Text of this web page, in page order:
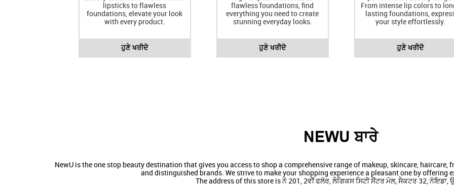
lipsticks to flawless
foundations, elevate your look
with every product.
ਹੁਣੇ ਖਰੀਦੋ
flawless foundations, find
everything you need to create
stunning everyday looks.
ਹੁਣੇ ਖਰੀਦੋ
From intense lip colors to
lasting foundations,
your style effortlessly.
ਹੁਣੇ ਖਰੀਦੋ
NEWU ਬਾਰੇ
NewU is the one stop beauty destination that gives you access to shop a comprehensive range of makeup, skincare,
and distinguished brands. We strive to make your shopping experience a pleasant one by offering
The address of this store is ਨੋ 201, 2ਵੀਂ ਫਲੋਰ, ਲੌਗਿਕਸ ਸਿਟੀ ਸੈਂਟਰ ਮੋਲ, ਸੈਕਟਰ 32, ਨੋਇਡਾ,